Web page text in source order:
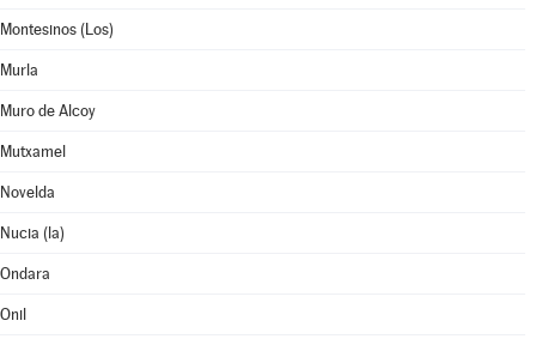
Montesinos (Los)
Murla
Muro de Alcoy
Mutxamel
Novelda
Nucia (la)
Ondara
Onil